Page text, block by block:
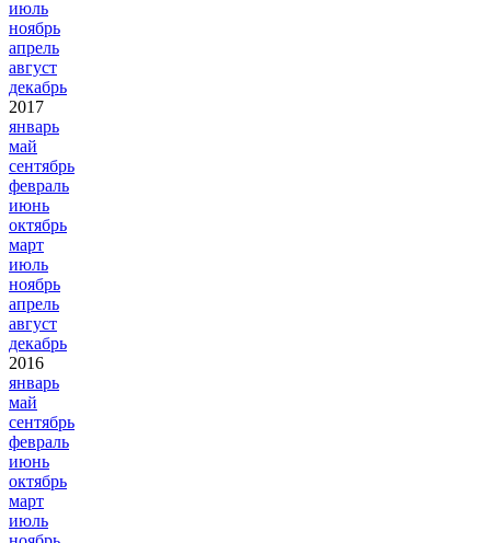
июль
ноябрь
апрель
август
декабрь
2017
январь
май
сентябрь
февраль
июнь
октябрь
март
июль
ноябрь
апрель
август
декабрь
2016
январь
май
сентябрь
февраль
июнь
октябрь
март
июль